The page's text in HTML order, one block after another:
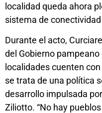
localidad queda ahora
sistema de
Durante el acto,
del Gobierno pampeano
localidades cuenten
se trata de una política
desarrollo impulsada
Ziliotto. “No hay